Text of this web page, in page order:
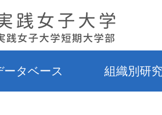
ータベース 組織別研